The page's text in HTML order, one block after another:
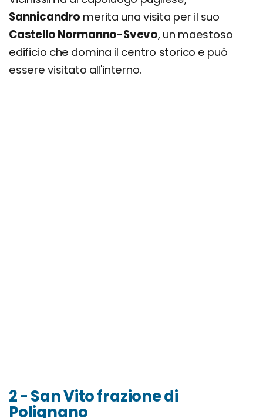
Sannicandro merita una visita per il suo
Castello Normanno-Svevo, un maestoso
edificio che domina il centro storico e può
essere visitato all'interno.
2 - San Vito frazione di
Polignano